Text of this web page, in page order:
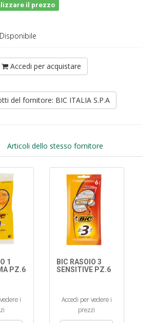
il prezzo
Disponibile
Accedi per acquistare
del fornitore: BIC ITALIA S.P.A
Articoli dello stesso fornitore
1
PZ.6
i
BIC RASOIO 3
SENSITIVE PZ.6
Accedi per vedere i
prezzi